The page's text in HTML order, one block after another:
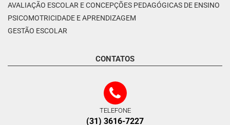
AVALIAÇÃO ESCOLAR E CONCEPÇÕES PEDAGÓGICAS DE ENSINO
PSICOMOTRICIDADE E APRENDIZAGEM
GESTÃO ESCOLAR
CONTATOS
TELEFONE
(31) 3616-7227